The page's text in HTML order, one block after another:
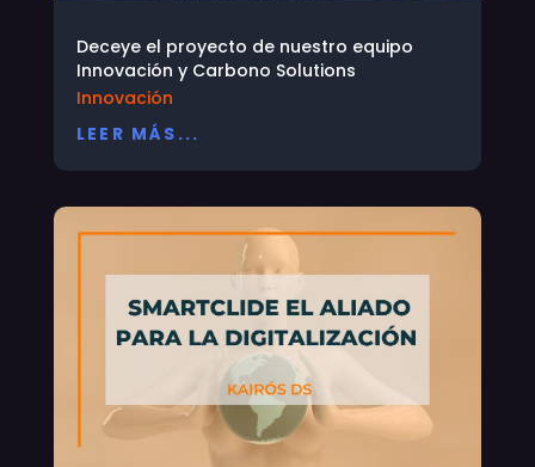
Deceye el proyecto de nuestro equipo
Innovación y Carbono Solutions
Innovación
LEER MÁS...